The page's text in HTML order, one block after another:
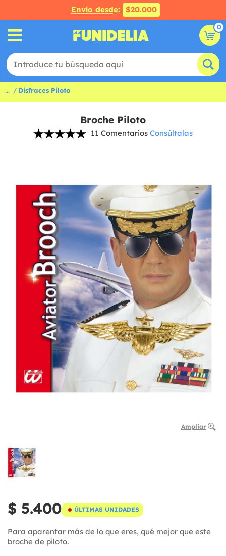
Envío desde: $20.000
0
... Disfraces Piloto
Broche Piloto
11 Comentarios Consúltalas
Ampliar
$ 5.400 ÚLTIMAS UNIDADES
Para aparentar más de lo que eres, qué mejor que este
broche de piloto.